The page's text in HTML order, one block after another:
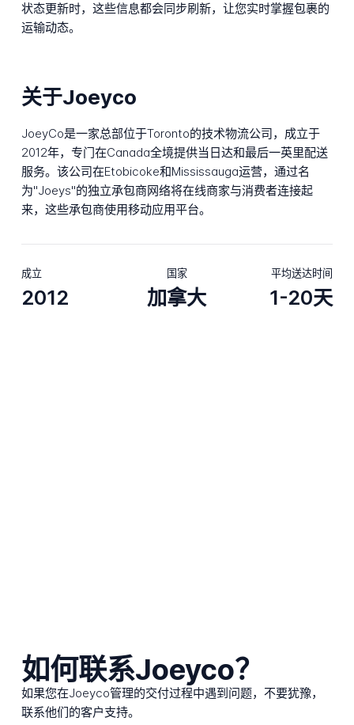
状态更新时，这些信息都会同步刷新，让您实时掌握包裹的
运输动态。
关于Joeyco
JoeyCo是一家总部位于Toronto的技术物流公司，成立于
2012年，专门在Canada全境提供当日达和最后一英里配送
服务。该公司在Etobicoke和Mississauga运营，通过名
为"Joeys"的独立承包商网络将在线商家与消费者连接起
来，这些承包商使用移动应用平台。
成立
2012
国家
加拿大
平均送达时间
1-20天
如何联系Joeyco？
如果您在Joeyco管理的交付过程中遇到问题，不要犹豫，
联系他们的客户支持。